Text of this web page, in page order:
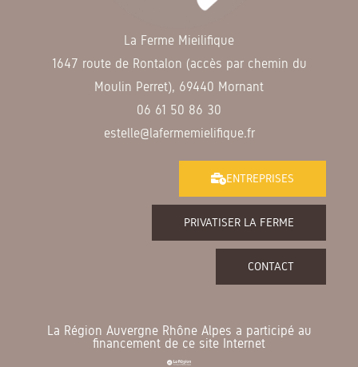
La Ferme Mieilifique
1647 route de Rontalon (accès par chemin du
Moulin Perret), 69440 Mornant
06 61 50 86 30
estelle@lafermemielifique.fr
ENTREPRISES
PRIVATISER LA FERME
CONTACT
La Région Auvergne Rhône Alpes a participé au
financement de ce site Internet